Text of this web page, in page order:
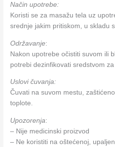
Način upotrebe:
Koristi se za masažu tela uz
srednje jakim pritiskom, u skladu
Održavanje:
Nakon upotrebe očistiti suvom ili
potrebi dezinfikovati sredstvom
Uslovi čuvanja:
Čuvati na suvom mestu,
toplote.
Upozorenja:
– Nije medicinski proizvod
– Ne koristiti na oštećenoj,